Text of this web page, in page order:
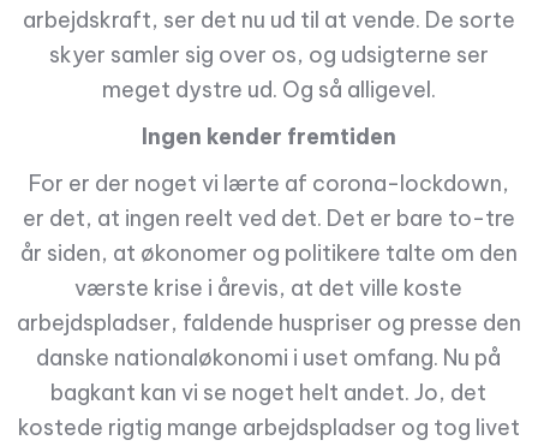
arbejdskraft, ser det nu ud til at vende. De sorte
skyer samler sig over os, og udsigterne ser
meget dystre ud. Og så alligevel.
Ingen kender fremtiden
For er der noget vi lærte af corona-lockdown,
er det, at ingen reelt ved det. Det er bare to-tre
år siden, at økonomer og politikere talte om den
værste krise i årevis, at det ville koste
arbejdspladser, faldende huspriser og presse den
danske nationaløkonomi i uset omfang. Nu på
bagkant kan vi se noget helt andet. Jo, det
kostede rigtig mange arbejdspladser og tog livet